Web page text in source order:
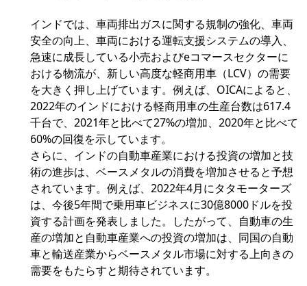
インドでは、車両排出ガスに関する規制の強化、車両
安全の向上、車両における運転支援システムの導入、
急速に成長している小売およびeコマースセクターに
おける物流が、新しい高度な軽商用車（LCV）の需要
を大きく押し上げています。例えば、OICAによると、
2022年のインドにおける軽商用車の生産台数は617.4
千台で、2021年と比べて27%の増加、2020年と比べて
60%の回復を示しています。
さらに、インドの自動車産業における投資の増加と技
術の進歩は、ベースメタルの消費を増加させると予想
されています。例えば、2022年4月にタタモーターズ
は、今後5年間で乗用車ビジネスに30億8000ドルを投
資する計画を発表しました。したがって、自動車の生
産の増加と自動車産業への投資の増加は、同国の自動
車と輸送産業からベースメタル市場に対する上向きの
需要をもたらすと期待されています。